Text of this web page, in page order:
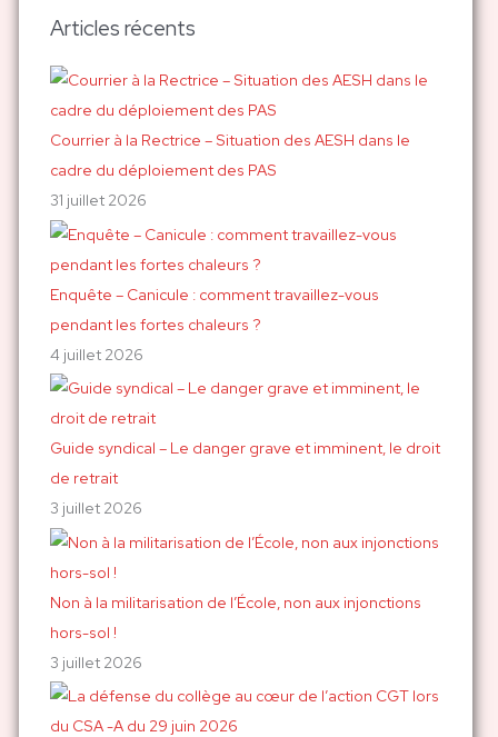
h
r
c
h
e
r
:
Articles récents
Courrier à la Rectrice – Situation des AESH dans le
cadre du déploiement des PAS
31 juillet 2026
Enquête – Canicule : comment travaillez-vous
pendant les fortes chaleurs ?
4 juillet 2026
Guide syndical – Le danger grave et imminent, le droit
de retrait
3 juillet 2026
Non à la militarisation de l’École, non aux injonctions
hors-sol !
3 juillet 2026